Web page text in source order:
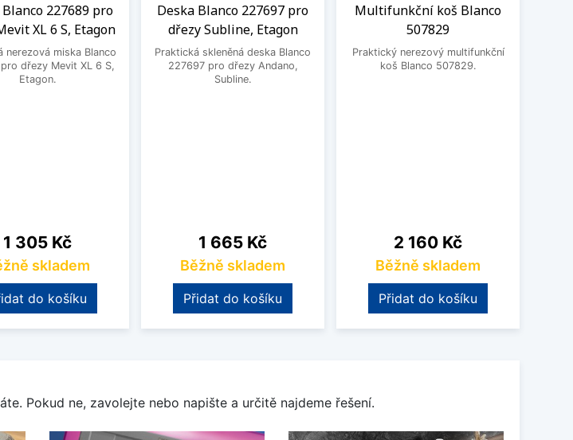
227689 pro
XL 6 S, Etagon
nerezová miska Blanco
dřezy Mevit XL 6 S,
Etagon.
Cena
1 305 Kč
skladem
do košíku
Deska Blanco 227697 pro
dřezy Subline, Etagon
Praktická skleněná deska Blanco
227697 pro dřezy Andano,
Subline.
Cena
1 665 Kč
Běžně skladem
Přidat do košíku
Multifunkční koš Blanco
507829
Praktický nerezový multifunkční
koš Blanco 507829.
Cena
2 160 Kč
Běžně skladem
Přidat do košíku
Pokud ne, zavolejte nebo napište a určitě najdeme řešení.